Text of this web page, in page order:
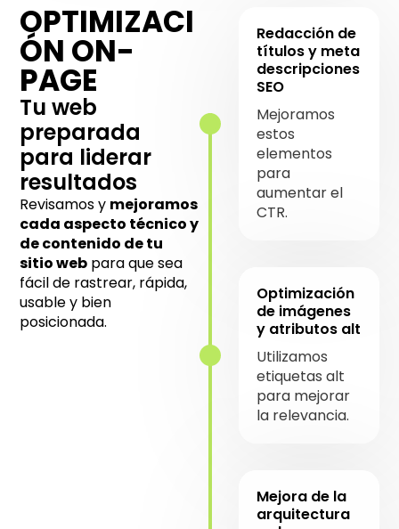
OPTIMIZACI
ÓN ON-
PAGE
Tu web
preparada
para liderar
resultados
Revisamos y mejoramos
cada aspecto técnico y
de contenido de tu
sitio web para que sea
fácil de rastrear, rápida,
usable y bien
posicionada.
Redacción de
títulos y meta
descripciones
SEO
Mejoramos
estos
elementos
para
aumentar el
CTR.
Optimización
de imágenes
y atributos alt
Utilizamos
etiquetas alt
para mejorar
la relevancia.
Mejora de la
arquitectura